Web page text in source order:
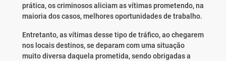
prática, os criminosos aliciam as vítimas prometendo, na
maioria dos casos, melhores oportunidades de trabalho.
Entretanto, as vítimas desse tipo de tráfico, ao chegarem
nos locais destinos, se deparam com uma situação
muito diversa daquela prometida, sendo obrigadas a